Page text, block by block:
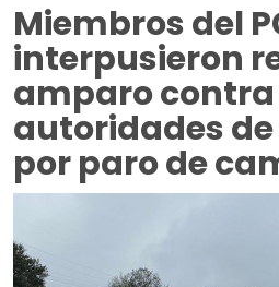
Miembros del
interpusieron
amparo contra
autoridades de
por paro de